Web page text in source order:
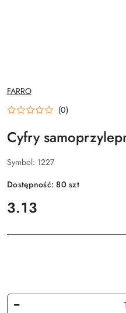
NAZWA
PRODUCENTA:
FARRO
(0)
Cyfry
Symbol: 1227
Dostępność:80szt
cena:
3.13
Ilość